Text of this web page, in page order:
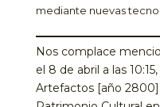
mediante nuevas
Nos complace
el 8 de abril a las
Artefactos [año